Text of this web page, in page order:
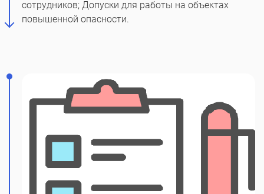
сотрудников; Допуски для работы на объектах
повышенной опасности.